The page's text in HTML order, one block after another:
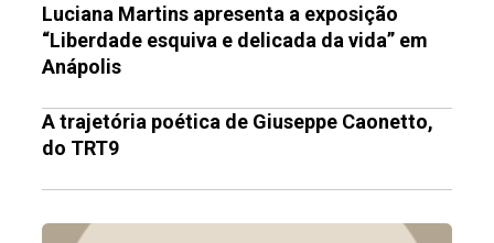
Luciana Martins apresenta a exposição
“Liberdade esquiva e delicada da vida” em
Anápolis
A trajetória poética de Giuseppe Caonetto,
do TRT9